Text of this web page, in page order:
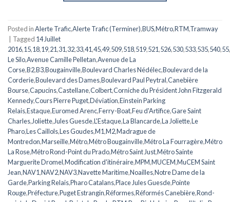
Posted inAlerte Trafic,Alerte Trafic (Terminer),BUS,Métro,RTM,Tramway
Tagged 14 Juillet
2016,15,18,19,21,31,32,33,41,45,49,509,518,519,521,526,530,533,535,540,55,
Le Silo,Avenue Camille Pelletan,Avenue de La
Corse,B2,B3,Bougainville,Boulevard Charles Nédélec,Boulevard de la
Corderie,Boulevard des Dames,Boulevard Paul Peytral,Canebière
Bourse,Capucins,Castellane,Colbert,Corniche du Président John Fitzgerald
Kennedy,Cours Pierre Puget,Déviation,Einstein Parking
Relais,Estaque,Euromed Arenc,Ferry-Boat,Feu d'Artifice,Gare Saint
Charles,Joliette,Jules Guesde,L'Estaque,La Blancarde,La Joliette,Le
Pharo,Les Caillols,Les Goudes,M1,M2,Madrague de
Montredon,Marseille,Métro,Métro Bougainville,Métro La Fourragère,Métro
La Rose,Métro Rond-Point du Prado,Métro Saint Just,Métro Sainte
Marguerite Dromel,Modification d'itinéraire,MPM,MUCEM,MuCEM Saint
Jean,NAV1,NAV2,NAV3,Navette Maritime,Noailles,Notre Dame de la
Garde,Parking Relais,Pharo Catalans,Place Jules Guesde,Pointe
Rouge,Préfecture,Puget Estrangin,Réformes,Réformés Canebière,Rond-